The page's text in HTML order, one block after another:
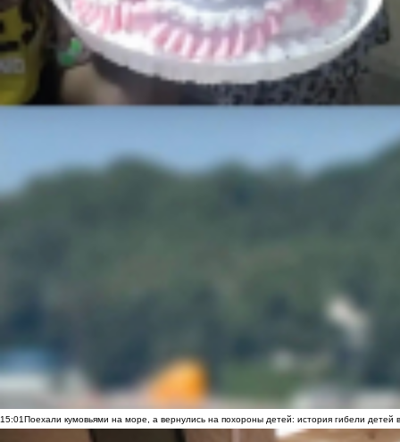
15:01Поехали кумовьями на море, а вернулись на похороны детей: история гибели детей